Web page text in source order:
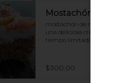
Mostachón de higo
mostachón de nuez, decorado
una deliciosa cre,ita e higo. Por
tiempo límitado
$300.00